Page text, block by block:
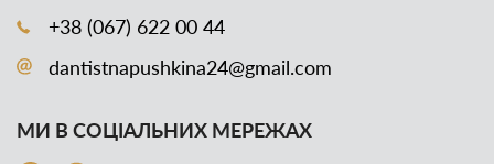
+38 (067) 622 00 44
dantistnapushkina24@gmail.com
МИ В СОЦІАЛЬНИХ МЕРЕЖАХ